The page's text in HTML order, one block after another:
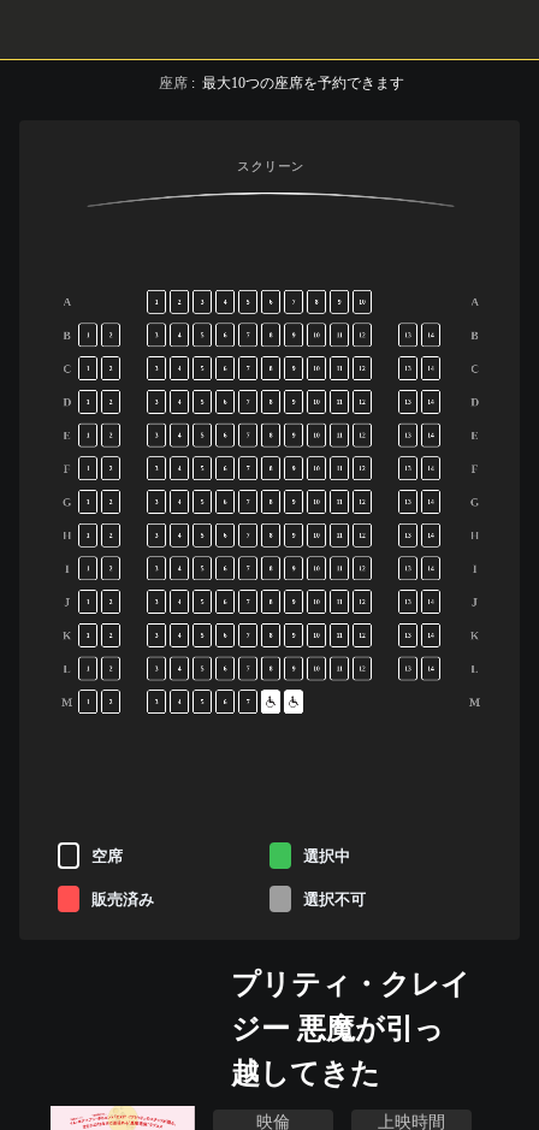
座席 : 最大10つの座席を予約できます
スクリーン
A
B
C
D
E
F
G
H
I
J
K
L
M
A
B
C
D
E
F
G
H
I
J
K
L
M
1 2 3 4 5 6 7 8 9 10
1 2 3 4 5 6 7 8 9 10 11 12 13 14
1 2 3 4 5 6 7 8 9 10 11 12 13 14
1 2 3 4 5 6 7 8 9 10 11 12 13 14
1 2 3 4 5 6 7 8 9 10 11 12 13 14
2 3 4 5 6 7 8 9 10 12 13 14
1 2 3 4 5 6 7 8 9 10 11 12 13 14
1 2 3 4 5 6 7 8 9 10 11 12 13 14
1 2 3 4 5 6 7 8 9 10 11 12 13 14
1 2 3 4 5 6 7 8 9 10 11 12 13 14
1 2 3 4 5 6 7 8 9 10 11 12 13 14
1 2 3 4 5 6 7 8 9 10 11 12 13 14
2 3 4 5 6 7
空席 選択中
販売済み 選択不可
プリティ・クレイ
ジー 悪魔が引っ
越してきた
映倫 上映時間